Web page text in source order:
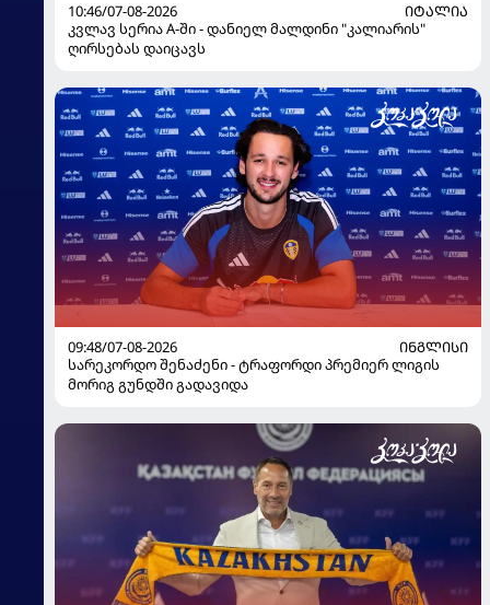
10:46/07-08-2026
ᲘᲢᲐᲚᲘᲐ
კვლავ სერია A-ში - დანიელ მალდინი "კალიარის"
ღირსებას დაიცავს
09:48/07-08-2026
ᲘᲜᲒᲚᲘᲡᲘ
სარეკორდო შენაძენი - ტრაფორდი პრემიერ ლიგის
მორიგ გუნდში გადავიდა